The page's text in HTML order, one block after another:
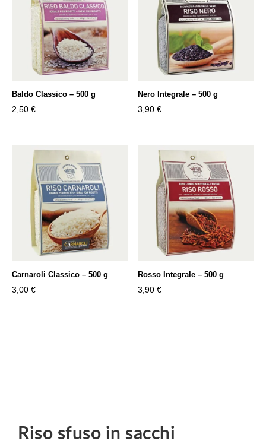
Baldo Classico – 500 g
2,50 €
Nero Integrale – 500 g
3,90€
Carnaroli Classico – 500 g
3,00 €
Rosso Integrale – 500 g
3,90€
Riso sfuso in sacchi